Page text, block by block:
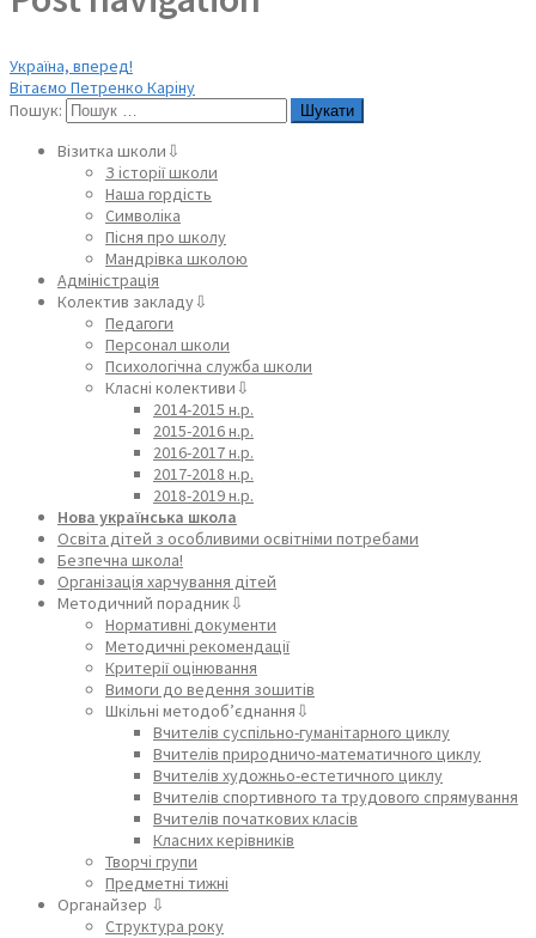
Україна, вперед!
Вітаємо Петренко Каріну
Пошук:
Візитка школи⇩
З історії школи
Наша гордість
Символіка
Пісня про школу
Мандрівка школою
Адміністрація
Колектив закладу⇩
Педагоги
Персонал школи
Психологічна служба школи
Класні колективи⇩
2014-2015 н.р.
2015-2016 н.р.
2016-2017 н.р.
2017-2018 н.р.
2018-2019 н.р.
Нова українська школа
Освіта дітей з особливими освітніми потребами
Безпечна школа!
Організація харчування дітей
Методичний порадник⇩
Нормативні документи
Методичні рекомендації
Критерії оцінювання
Вимоги до ведення зошитів
Шкільні методоб’єднання⇩
Вчителів суспільно-гуманітарного циклу
Вчителів природничо-математичного циклу
Вчителів художньо-естетичного циклу
Вчителів спортивного та трудового спрямування
Вчителів початкових класів
Класних керівників
Творчі групи
Предметні тижні
Органайзер ⇩
Структура року